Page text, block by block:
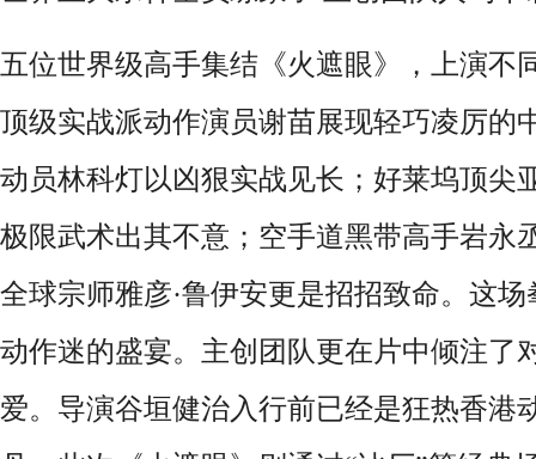
五位世界级高手集结《火遮眼》，上演不
顶级实战派动作演员谢苗展现轻巧凌厉的
动员林科灯以凶狠实战见长；好莱坞顶尖
极限武术出其不意；空手道黑带高手岩永
全球宗师雅彦·鲁伊安更是招招致命。这
动作迷的盛宴。主创团队更在片中倾注了
爱。导演谷垣健治入行前已经是狂热香港